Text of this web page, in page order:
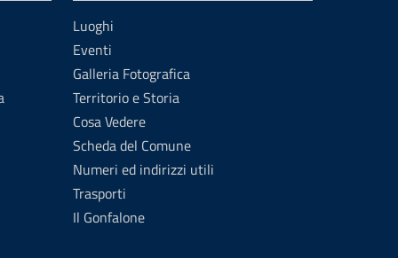
Luoghi
Eventi
Galleria Fotografica
Territorio e Storia
Cosa Vedere
Scheda del Comune
Numeri ed indirizzi utili
Trasporti
Il Gonfalone